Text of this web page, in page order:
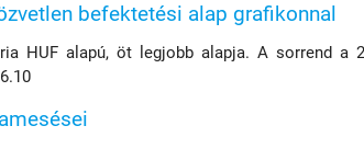
befektetési alap grafikonnal
HUF alapú, öt legjobb alapja. A sorrend a